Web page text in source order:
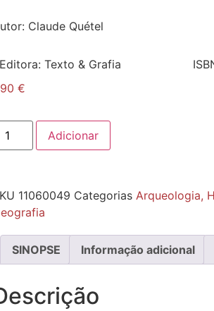
Claude Quétel
Editora: Texto & Grafia
€
Adicionar
11060049 Categorias Arqueologia,
SINOPSE Informação adicional